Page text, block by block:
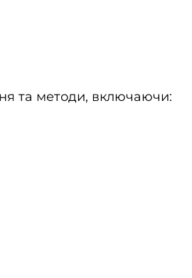
та методи, включаючи: